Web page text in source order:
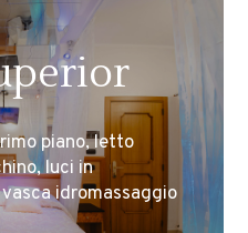
piano, letto
luci in
idromassaggio